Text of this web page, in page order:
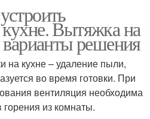
Вытяжка на
варианты решения
на кухне – удаление пыли,
во время готовки. При
вентиляция необходима
горения из комнаты.